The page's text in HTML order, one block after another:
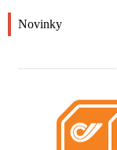
Novinky